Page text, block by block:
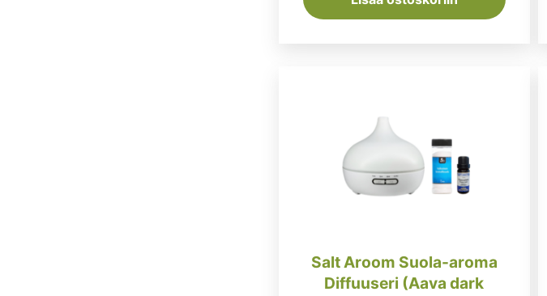
Salt Aroom Suola-aroma
Diffuuseri (Aava dark